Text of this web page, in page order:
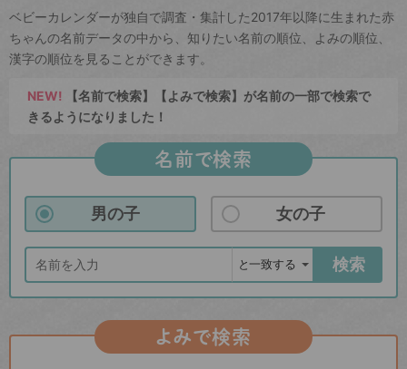
ベビーカレンダーが独自で調査・集計した2017年以降に生まれた赤
ちゃんの名前データの中から、知りたい名前の順位、よみの順位、
漢字の順位を見ることができます。
NEW! 【名前で検索】【よみで検索】が名前の一部で検索で
きるようになりました！
名前で検索
男の子 女の子
検索
よみで検索